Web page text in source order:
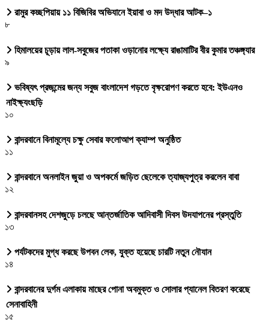
রামুর কচ্ছপিয়ায় ১১ বিজিবির অভিযানে ইয়াবা ও মদ উদ্ধার আটক–১
৮
হিমালয়ের চূড়ায় লাল-সবুজের পতাকা ওড়ানোর লক্ষ্যে রাঙামাটির বীর কুমার তঞ্চঙ্গ্যার
৯
ভবিষ্যৎ প্রজন্মের জন্য সবুজ বাংলাদেশ গড়তে বৃক্ষরোপণ করতে হবে: ইউএনও
নাইক্ষ্যংছড়ি
১০
বান্দরবানে বিনামূল্যে চক্ষু সেবার ফলোআপ ক্যাম্প অনুষ্ঠিত
১১
বান্দরবানে অনলাইন জুয়া ও অপকর্মে জড়িত ছেলেকে ত্যাজ্যপুত্র করলেন বাবা
১২
বান্দরবানসহ দেশজুড়ে চলছে আন্তর্জাতিক আদিবাসী দিবস উদযাপনের প্রস্তুতি
১৩
পর্যটকদের মুগ্ধ করছে উপবন লেক, যুক্ত হয়েছে চারটি নতুন নৌযান
১৪
বান্দরবানের দুর্গম এলাকায় মাছের পোনা অবমুক্ত ও সোলার প্যানেল বিতরণ করেছে
সেনাবাহিনী
১৫